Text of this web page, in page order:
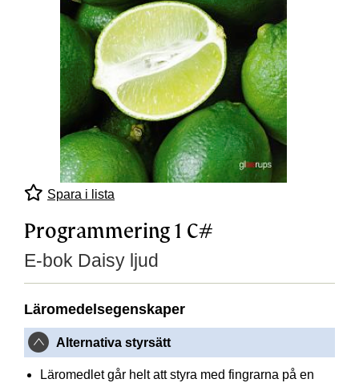
Spara i lista
Programmering 1 C#
E-bok Daisy ljud
Läromedelsegenskaper
Alternativa styrsätt
Läromedlet går helt att styra med fingrarna på en